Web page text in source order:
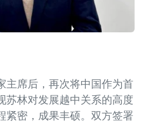
主席后，再次将中国作为首
苏林对发展越中关系的高度
紧密，成果丰硕。双方签署